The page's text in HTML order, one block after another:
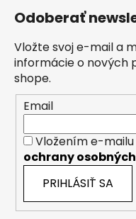
Odoberať
Vložte svoj e-mail a
informácie o nových
shope.
Email
Vložením e-mailu
ochrany
PRIHLÁSIŤ SA